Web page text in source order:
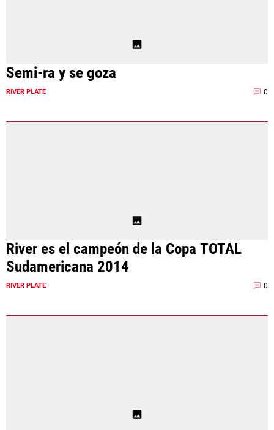
Semi-ra y se goza
RIVER PLATE 0
River es el campeón de la Copa TOTAL
Sudamericana 2014
RIVER PLATE 0